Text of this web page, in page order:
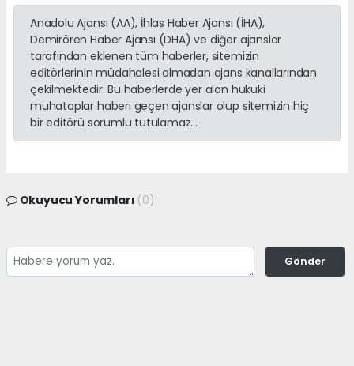
Anadolu Ajansı (AA), İhlas Haber Ajansı (İHA),
Demirören Haber Ajansı (DHA) ve diğer ajanslar
tarafından eklenen tüm haberler, sitemizin
editörlerinin müdahalesi olmadan ajans kanallarından
çekilmektedir. Bu haberlerde yer alan hukuki
muhataplar haberi geçen ajanslar olup sitemizin hiç
bir editörü sorumlu tutulamaz...
Okuyucu Yorumları (0)
Gönder